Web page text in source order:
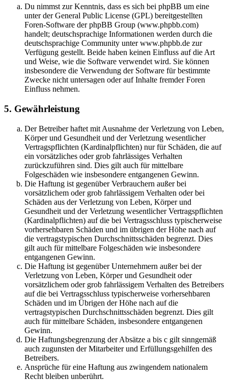
Du nimmst zur Kenntnis, dass es sich bei phpBB um eine
unter der General Public License (GPL) bereitgestellten
Foren-Software der phpBB Group (www.phpbb.com)
handelt; deutschsprachige Informationen werden durch die
deutschsprachige Community unter www.phpbb.de zur
Verfügung gestellt. Beide haben keinen Einfluss auf die Art
und Weise, wie die Software verwendet wird. Sie können
insbesondere die Verwendung der Software für bestimmte
Zwecke nicht untersagen oder auf Inhalte fremder Foren
Einfluss nehmen.
5. Gewährleistung
Der Betreiber haftet mit Ausnahme der Verletzung von Leben,
Körper und Gesundheit und der Verletzung wesentlicher
Vertragspflichten (Kardinalpflichten) nur für Schäden, die auf
ein vorsätzliches oder grob fahrlässiges Verhalten
zurückzuführen sind. Dies gilt auch für mittelbare
Folgeschäden wie insbesondere entgangenen Gewinn.
Die Haftung ist gegenüber Verbrauchern außer bei
vorsätzlichem oder grob fahrlässigem Verhalten oder bei
Schäden aus der Verletzung von Leben, Körper und
Gesundheit und der Verletzung wesentlicher Vertragspflichten
(Kardinalpflichten) auf die bei Vertragsschluss typischerweise
vorhersehbaren Schäden und im übrigen der Höhe nach auf
die vertragstypischen Durchschnittsschäden begrenzt. Dies
gilt auch für mittelbare Folgeschäden wie insbesondere
entgangenen Gewinn.
Die Haftung ist gegenüber Unternehmern außer bei der
Verletzung von Leben, Körper und Gesundheit oder
vorsätzlichem oder grob fahrlässigem Verhalten des Betreibers
auf die bei Vertragsschluss typischerweise vorhersehbaren
Schäden und im Übrigen der Höhe nach auf die
vertragstypischen Durchschnittsschäden begrenzt. Dies gilt
auch für mittelbare Schäden, insbesondere entgangenen
Gewinn.
Die Haftungsbegrenzung der Absätze a bis c gilt sinngemäß
auch zugunsten der Mitarbeiter und Erfüllungsgehilfen des
Betreibers.
Ansprüche für eine Haftung aus zwingendem nationalem
Recht bleiben unberührt.